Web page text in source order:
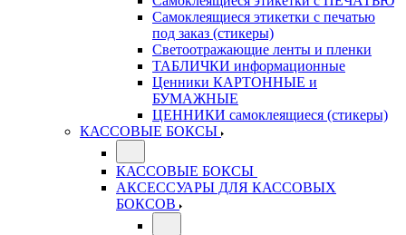
Самоклеящиеся этикетки с печатью
под заказ (стикеры)
Светоотражающие ленты и пленки
ТАБЛИЧКИ информационные
Ценники КАРТОННЫЕ и
БУМАЖНЫЕ
ЦЕННИКИ самоклеящиеся (стикеры)
КАССОВЫЕ БОКСЫ
КАССОВЫЕ БОКСЫ
АКСЕССУАРЫ ДЛЯ КАССОВЫХ
БОКСОВ